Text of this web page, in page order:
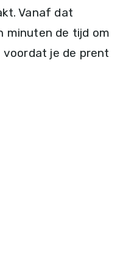
Vanaf dat
minuten de tijd om
je de prent